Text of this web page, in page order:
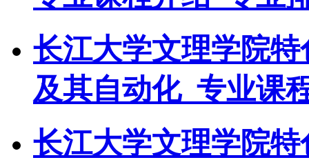
长江大学文理学院
及其自动化_专业课
长江大学文理学院